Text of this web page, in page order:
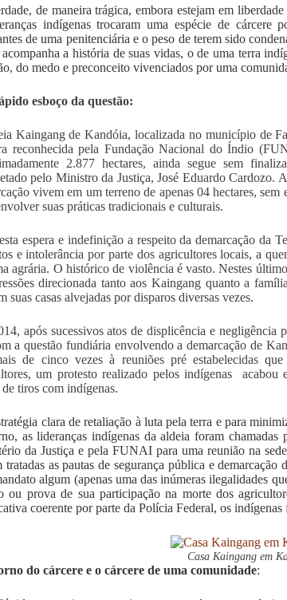
de maneira trágica, embora estejam em
indígenas trocaram uma espécie de
de uma penitenciária e o peso de terem sido
a história de suas vidas, o de uma terra
do medo e preconceito vivenciados por uma
esboço da questão:
Kaingang de Kandóia, localizada no município de
reconhecida pela Fundação Nacional do Índio
2.877 hectares, ainda segue sem
pelo Ministro da Justiça, José Eduardo Cardozo.
vivem em um terreno de apenas 04 hectares,
suas práticas tradicionais e culturais.
espera e indefinição a respeito da demarcação da
e intolerância por parte dos agricultores locais, a
agrária. O histórico de violência é vasto. Nestes
direcionada tanto aos Kaingang quanto a
suas casas alvejadas por disparos diversas vezes.
após sucessivos atos de displicência e
a questão fundiária envolvendo a demarcação de
de cinco vezes à reuniões pré estabelecidas
um protesto realizado pelos indígenas
de tiros com indígenas.
clara de retaliação à luta pela terra e para
as lideranças indígenas da aldeia foram
da Justiça e pela FUNAI para uma reunião na
tratadas as pautas de segurança pública e
algum (apenas uma das inúmeras ilegalidades
ou prova de sua participação na morte dos
coerente por parte da Polícia Federal, os
Casa Kaingang em
do cárcere e o cárcere de uma comunidade: